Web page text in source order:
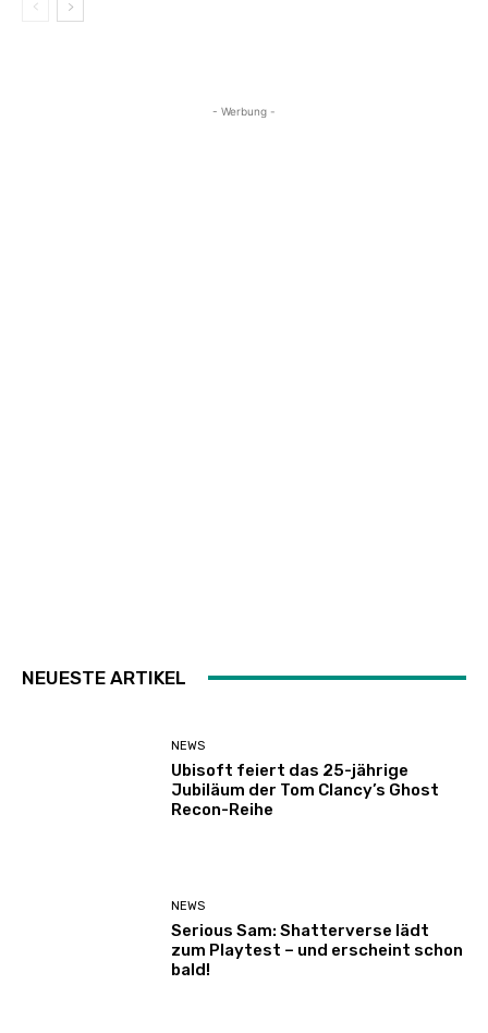
- Werbung -
NEUESTE ARTIKEL
NEWS
Ubisoft feiert das 25-jährige
Jubiläum der Tom Clancy’s Ghost
Recon-Reihe
NEWS
Serious Sam: Shatterverse lädt
zum Playtest – und erscheint schon
bald!